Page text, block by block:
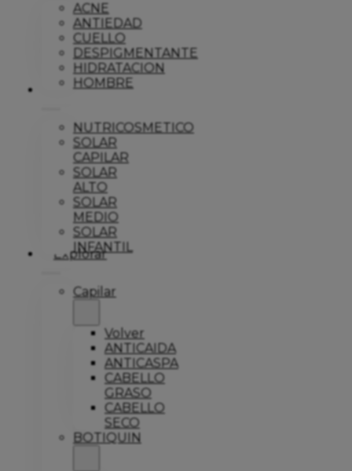
ACNE
ANTIEDAD
CUELLO
DESPIGMENTANTE
HIDRATACION
HOMBRE
Solar
NUTRICOSMETICO
SOLAR
CAPILAR
SOLAR
ALTO
SOLAR
MEDIO
SOLAR
INFANTIL
Explorar
Capilar
Volver
ANTICAIDA
ANTICASPA
CABELLO
GRASO
CABELLO
SECO
BOTIQUIN